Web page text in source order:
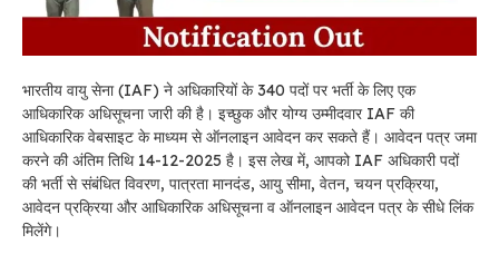
भारतीय वायु सेना (IAF) ने अधिकारियों के 340 पदों पर भर्ती के लिए एक
आधिकारिक अधिसूचना जारी की है। इच्छुक और योग्य उम्मीदवार IAF की
आधिकारिक वेबसाइट के माध्यम से ऑनलाइन आवेदन कर सकते हैं। आवेदन पत्र जमा
करने की अंतिम तिथि 14-12-2025 है। इस लेख में, आपको IAF अधिकारी पदों
की भर्ती से संबंधित विवरण, पात्रता मानदंड, आयु सीमा, वेतन, चयन प्रक्रिया,
आवेदन प्रक्रिया और आधिकारिक अधिसूचना व ऑनलाइन आवेदन पत्र के सीधे लिंक
मिलेंगे।